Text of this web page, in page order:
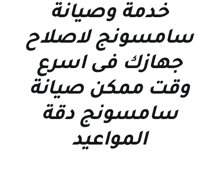
خدمة وصيانة
سامسونج لاصلاح
جهازك فى اسرع
وقت ممكنصيانة
سامسونجدقة
المواعيد